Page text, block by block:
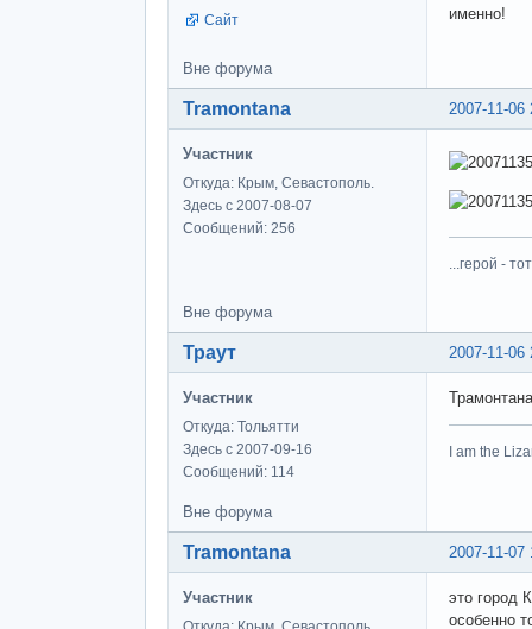
Сайт
именно!
Вне форума
2007-11-06
Tramontana
Участник
Откуда: Крым, Севастополь.
Здесь с 2007-08-07
Сообщений: 256
...герой -
Вне форума
2007-11-06
Траут
Участник
Откуда: Тольятти
Здесь с 2007-09-16
Сообщений: 114
I am the
Вне форума
2007-11-07
Tramontana
Участник
это город
особенно